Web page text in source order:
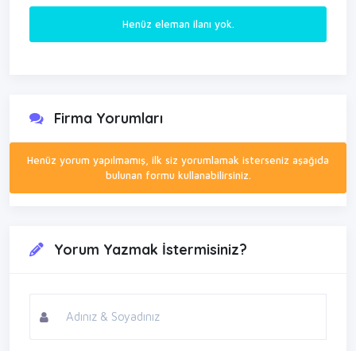
Henüz eleman ilanı yok.
Firma Yorumları
Henüz yorum yapılmamış, ilk siz yorumlamak isterseniz aşağıda
bulunan formu kullanabilirsiniz.
Yorum Yazmak İstermisiniz?